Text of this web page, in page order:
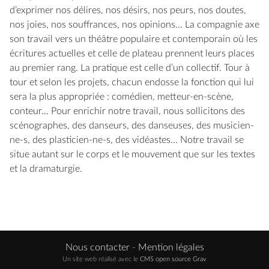
d’exprimer nos délires, nos désirs, nos peurs, nos doutes,
nos joies, nos souffrances, nos opinions... La compagnie axe
son travail vers un théâtre populaire et contemporain où les
écritures actuelles et celle de plateau prennent leurs places
au premier rang. La pratique est celle d’un collectif. Tour à
tour et selon les projets, chacun endosse la fonction qui lui
sera la plus appropriée : comédien, metteur-en-scène,
conteur… Pour enrichir notre travail, nous sollicitons des
scénographes, des danseurs, des danseuses, des musicien-
ne-s, des plasticien-ne-s, des vidéastes... Notre travail se
situe autant sur le corps et le mouvement que sur les textes
et la dramaturgie.
Nous contacter- Mention légales
Un site web réalisé avec le CMS open source Grav